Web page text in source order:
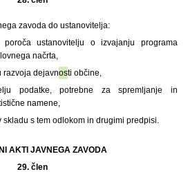
zavoda do ustanovitelja:
ustanovitelju o izvajanju programa
načrta,
razvoja dejavnosti občine,
podatke, potrebne za spremljanje in
namene,
s tem odlokom in drugimi predpisi.
NI AKTI JAVNEGA ZAVODA
29. člen